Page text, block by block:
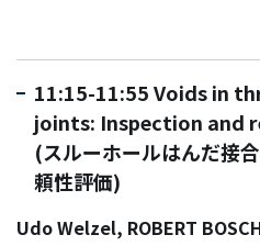
11:15-11:55 Voids in
joints: Inspection and
(スルーホールはんだ接
頼性評価)
Udo Welzel, ROBERT